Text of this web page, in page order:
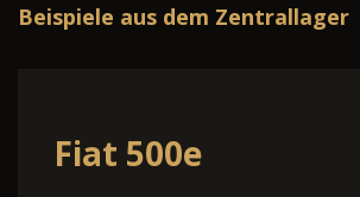
Beispiele aus dem Zentrallager
Fiat 500e